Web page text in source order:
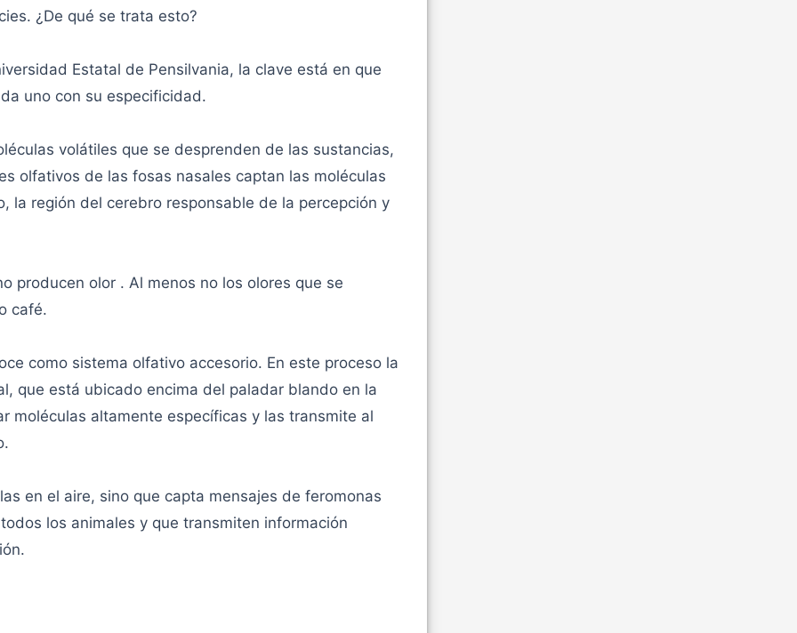
¿De qué se trata esto?
Estatal de Pensilvania, la clave está en que
uno con su especificidad.
volátiles que se desprenden de las sustancias,
olfativos de las fosas nasales captan las moléculas
la región del cerebro responsable de la percepción y
producen olor . Al menos no los olores que se
café.
como sistema olfativo accesorio. En este proceso la
que está ubicado encima del paladar blando en la
moléculas altamente específicas y las transmite al
en el aire, sino que capta mensajes de feromonas
los animales y que transmiten información